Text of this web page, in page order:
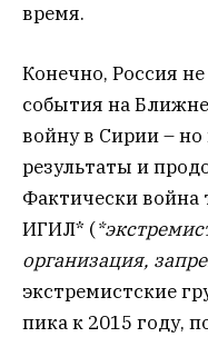
время.
Конечно, Россия
события на
войну в Сирии –
результаты и
Фактически война
ИГИЛ* (
организация,
экстремистские
пика к 2015 году,